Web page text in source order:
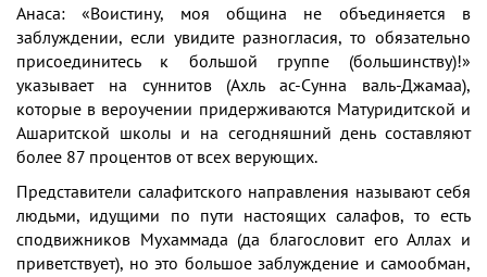
Анаса: «Воистину, моя община не объединяется в
заблуждении, если увидите разногласия, то обязательно
присоединитесь к большой группе (большинству)!»
указывает на суннитов (Ахль ас-Сунна валь-Джамаа),
которые в вероучении придерживаются Матуридитской и
Ашаритской школы и на сегодняшний день составляют
более 87 процентов от всех верующих.
Представители салафитского направления называют себя
людьми, идущими по пути настоящих салафов, то есть
сподвижников Мухаммада (да благословит его Аллах и
приветствует), но это большое заблуждение и самообман,